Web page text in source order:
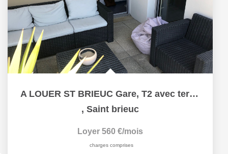
A LOUER ST BRIEUC Gare, T2 avec terrasse
, Saint brieuc
Loyer 560 €/mois
charges comprises